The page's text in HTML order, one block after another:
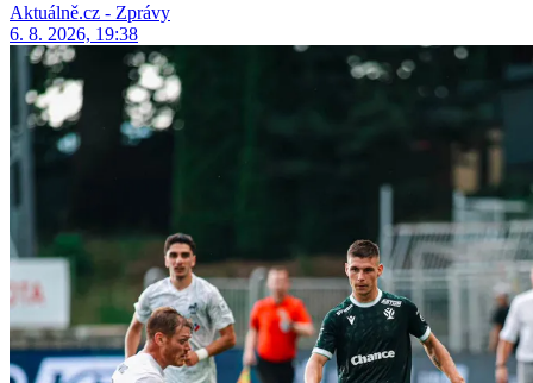
Aktuálně.cz - Zprávy
6. 8. 2026, 19:38